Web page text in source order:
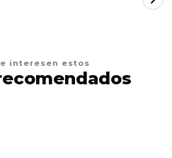
interesen estos